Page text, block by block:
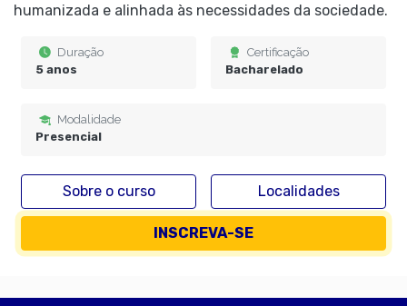
humanizada e alinhada às necessidades da sociedade.
Duração
5 anos
Certificação
Bacharelado
Modalidade
Presencial
Sobre o curso Localidades
INSCREVA-SE